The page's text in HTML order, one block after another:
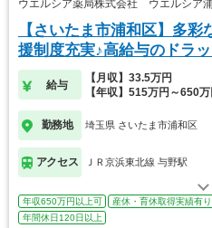
ウエルシア薬局株式会社 ウエルシア
【さいたま市浦和区】多
援制度充実♪高給与のドラ
給与
【月収】33.5万円
【年収】515万円～650万
勤務地 埼玉県 さいたま市浦和区
アクセス ＪＲ京浜東北線 与野駅
年収650万円以上可 産休・育休取得実績有り
年間休日120日以上